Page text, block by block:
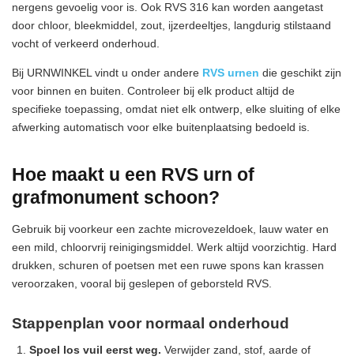
nergens gevoelig voor is. Ook RVS 316 kan worden aangetast
door chloor, bleekmiddel, zout, ijzerdeeltjes, langdurig stilstaand
vocht of verkeerd onderhoud.
Bij URNWINKEL vindt u onder andere RVS urnen die geschikt zijn
voor binnen en buiten. Controleer bij elk product altijd de
specifieke toepassing, omdat niet elk ontwerp, elke sluiting of elke
afwerking automatisch voor elke buitenplaatsing bedoeld is.
Hoe maakt u een RVS urn of
grafmonument schoon?
Gebruik bij voorkeur een zachte microvezeldoek, lauw water en
een mild, chloorvrij reinigingsmiddel. Werk altijd voorzichtig. Hard
drukken, schuren of poetsen met een ruwe spons kan krassen
veroorzaken, vooral bij geslepen of geborsteld RVS.
Stappenplan voor normaal onderhoud
Spoel los vuil eerst weg. Verwijder zand, stof, aarde of